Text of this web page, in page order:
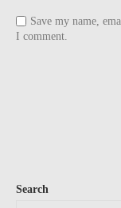
Save my name,
I comment.
Search